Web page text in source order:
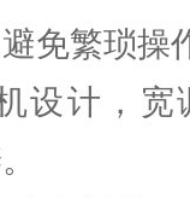
免繁琐操
设计，